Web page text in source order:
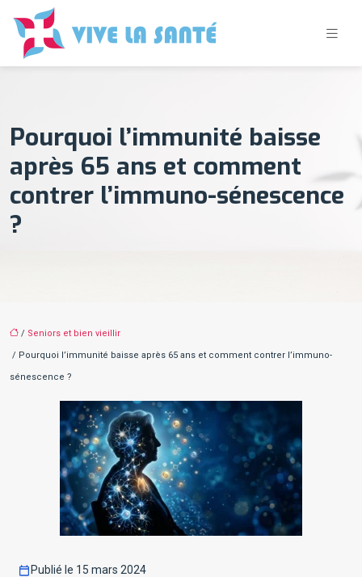
Pourquoi l’immunité baisse
après 65 ans et comment
contrer l’immuno-sénescence
?
/ Seniors et bien vieillir
/ Pourquoi l’immunité baisse après 65 ans et comment contrer l’immuno-
sénescence ?
Publié le 15 mars 2024